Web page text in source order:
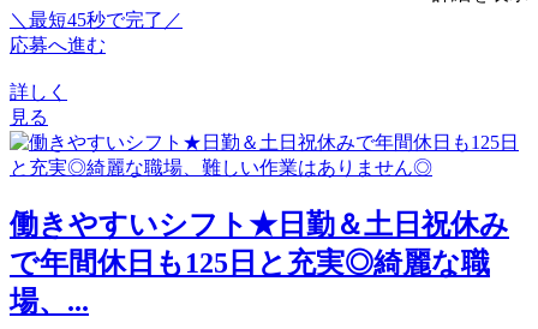
＼最短45秒で完了／
応募へ進む
詳しく
見る
働きやすいシフト★日勤＆土日祝休み
で年間休日も125日と充実◎綺麗な職
場、...